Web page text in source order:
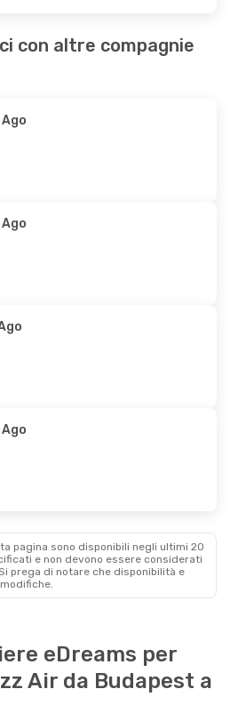
con altre compagnie
Ago
Ago
pagina sono disponibili negli ultimi 20
e non devono essere considerati
prega di notare che disponibilità e
eDreams per
Air da Budapest a